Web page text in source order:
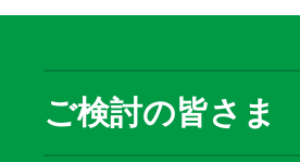
ご検討の皆さま